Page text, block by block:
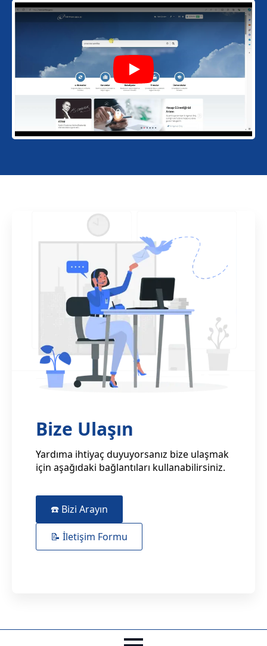
Play
Bize Ulaşın
Yardıma ihtiyaç duyuyorsanız bize ulaşmak
için aşağıdaki bağlantıları kullanabilirsiniz.
☎️ Bizi Arayın
📝 İletişim Formu